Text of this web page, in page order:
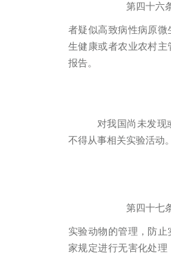
第四十六
者疑似高致病性病原
生健康或者农业农村
报告。
对我国尚未发现
不得从事相关实验活动。
第四十七
实验动物的管理，防
家规定进行无害化处